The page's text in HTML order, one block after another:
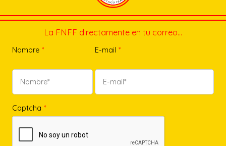
La FNFF directamente en tu correo…
Nombre * E-mail *
Captcha *